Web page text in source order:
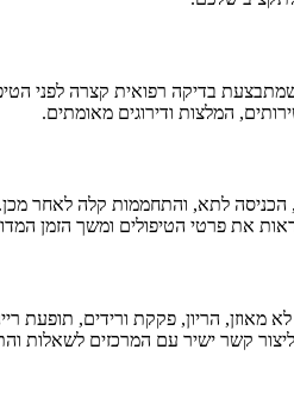
בדיקה רפואית קצרה לפני
הריון, פקקת ורידים, תופעת